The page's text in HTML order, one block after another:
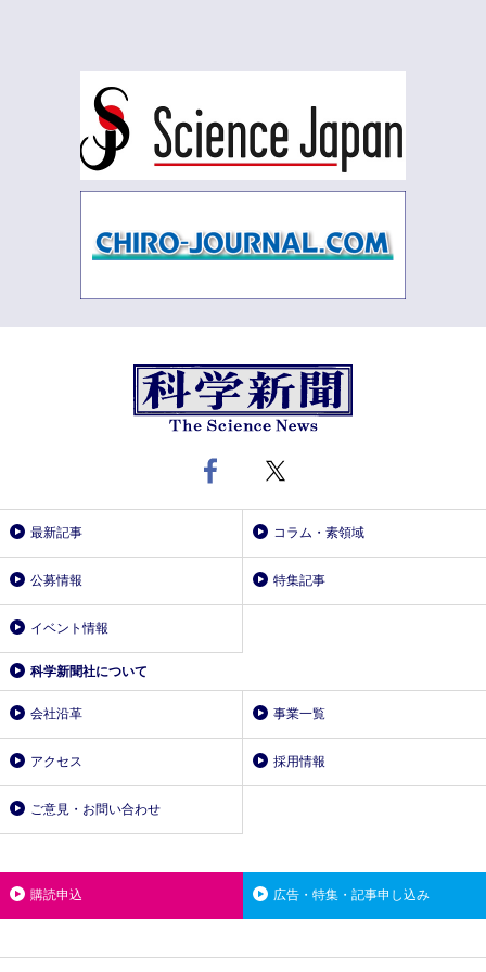
最新記事 コラム・素領域
公募情報 特集記事
イベント情報
科学新聞社について
会社沿革 事業一覧
アクセス 採用情報
ご意見・お問い合わせ
購読申込 広告・特集・記事申し込み